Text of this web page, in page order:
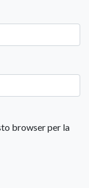
browser per la